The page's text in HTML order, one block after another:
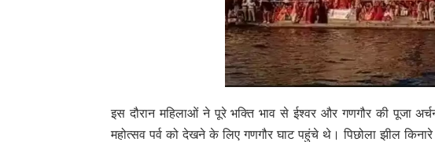
इस दौरान महिलाओं ने पूरे भक्ति भाव से ईश्वर और गणगौर की पूजा
महोत्सव पर्व को देखने के लिए गणगौर घाट पहुंचे थे। पिछोला झील